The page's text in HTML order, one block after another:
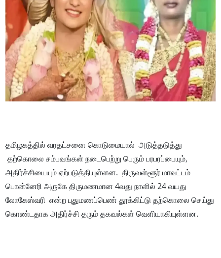
தமிழகத்தில் வரதட்சனை கொடுமையால் அடுத்தடுத்து
தற்கொலை சம்பவங்கள் நடைபெற்று பெரும் பரபரப்பையும்,
அதிர்ச்சியையும் ஏற்படுத்தியுள்ளன. திருவள்ளூர் மாவட்டம்
பொன்னேரி அருகே திருமணமான 4வது நாளில் 24 வயது
லோகேஸ்வரி என்ற புதுமணப்பெண் தூக்கிட்டு தற்கொலை செய்து
கொண்டதாக அதிர்ச்சி தரும் தகவல்கள் வெளியாகியுள்ளன.